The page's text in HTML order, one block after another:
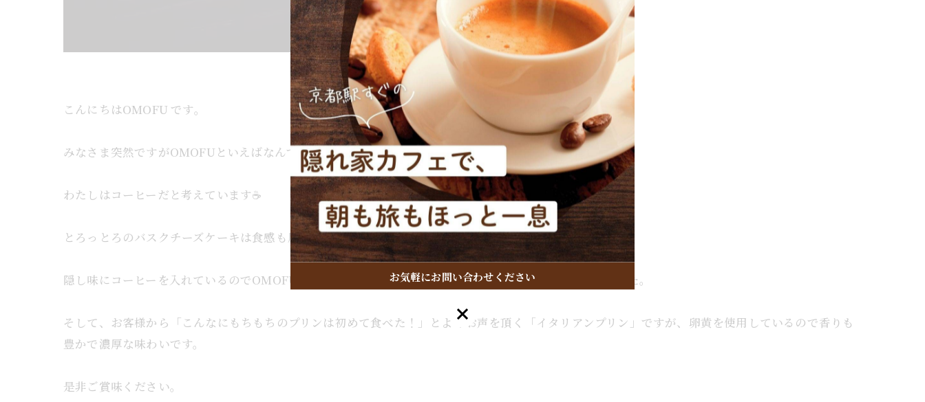
こんにちはOMOFU です。
みなさま突然ですがOMOFUといえばなんですか？？
わたしはコーヒーだと考えています☕️
とろっとろのバスクチーズケーキは食感も風味も前回に比べよりアップグレードされました。
隠し味にコーヒーを入れているのでOMOFUでしか味わえないオリジナルのチーズケーキが完成いたしました。
そして、お客様から「こんなにもちもちのプリンは初めて食べた！」とよくお声を頂く「イタリアンプリン」ですが、卵黄を使用しているので香りも
豊かで濃厚な味わいです。
是非ご賞味ください。
お気軽にお問い合わせください
お気軽にお問い合わせください